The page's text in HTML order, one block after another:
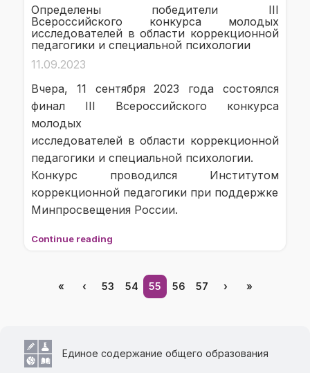
Определены победители III
Всероссийского конкурса молодых
исследователей в области коррекционной
педагогики и специальной психологии
11.09.2023
Вчера, 11 сентября 2023 года состоялся
финал III Всероссийского конкурса
молодых
исследователей в области коррекционной
педагогики и специальной психологии.
Конкурс проводился Институтом
коррекционной педагогики при поддержке
Минпросвещения России.
Continue reading
« ‹ 53 54 55 56 57 › »
Единое содержание общего образования